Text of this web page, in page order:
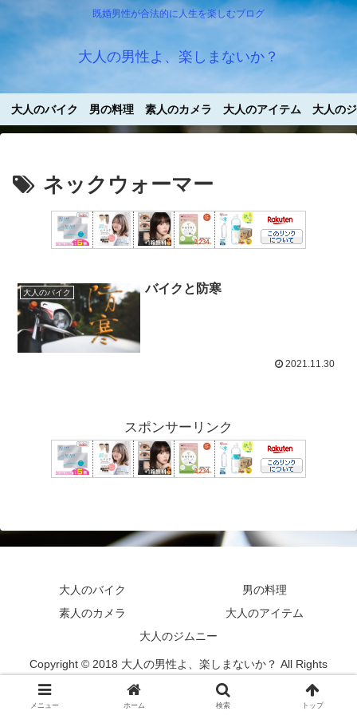
既婚男性が合法的に人生を楽しむブログ
大人の男性よ、楽しまないか？
大人のバイク 男の料理 素人のカメラ 大人のアイテム 大人の
ネックウォーマー
大人のバイク バイクと防寒
2021.11.30
スポンサーリンク
大人のバイク
男の料理
素人のカメラ
大人のアイテム
大人のジムニー
Copyright © 2018 大人の男性よ、楽しまないか？ All Rights
メニュー ホーム 検索 トップ